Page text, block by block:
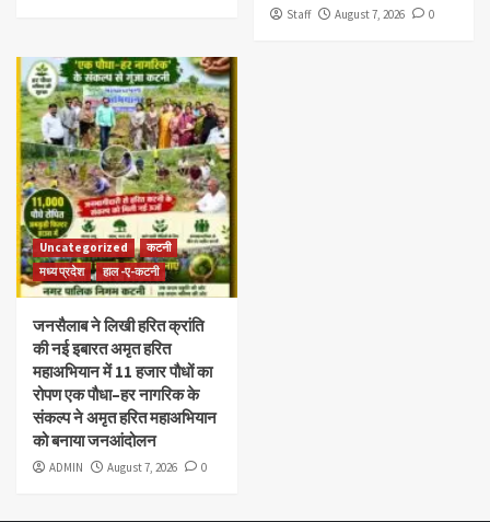
Staff August 7, 2026 0
Uncategorized
कटनी
मध्य प्रदेश
हाल -ए-कटनी
जनसैलाब ने लिखी हरित क्रांति
की नई इबारत अमृत हरित
महाअभियान में 11 हजार पौधों का
रोपण एक पौधा–हर नागरिक के
संकल्प ने अमृत हरित महाअभियान
को बनाया जनआंदोलन
ADMIN August 7, 2026 0